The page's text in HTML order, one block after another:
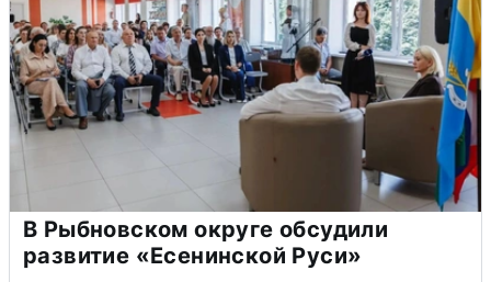
В Рыбновском округе обсудили
развитие «Есенинской Руси»